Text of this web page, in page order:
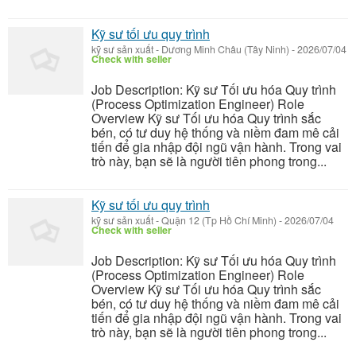
Kỹ sư tối ưu quy trình
kỹ sư sản xuất- Dương Minh Châu (Tây Ninh) -2026/07/04
Check with seller
Job Description: Kỹ sư Tối ưu hóa Quy trình
(Process Optimization Engineer) Role
Overview Kỹ sư Tối ưu hóa Quy trình sắc
bén, có tư duy hệ thống và niềm đam mê cải
tiến để gia nhập đội ngũ vận hành. Trong vai
trò này, bạn sẽ là người tiên phong trong...
Kỹ sư tối ưu quy trình
kỹ sư sản xuất-Quận 12 (Tp Hồ Chí Minh) -2026/07/04
Check with seller
Job Description: Kỹ sư Tối ưu hóa Quy trình
(Process Optimization Engineer) Role
Overview Kỹ sư Tối ưu hóa Quy trình sắc
bén, có tư duy hệ thống và niềm đam mê cải
tiến để gia nhập đội ngũ vận hành. Trong vai
trò này, bạn sẽ là người tiên phong trong...